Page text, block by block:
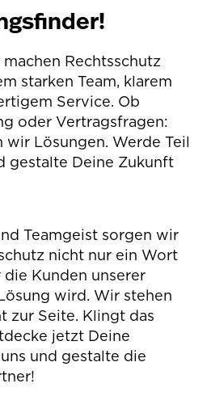
Rechtsschutz
starken Team, klarem
Service. Ob
oder Vertragsfragen:
wir Lösungen. Werde Teil
gestalte Deine Zukunft
Teamgeist sorgen wir
nicht nur ein Wort
Kunden unserer
wird. Wir stehen
zur Seite. Klingt das
jetzt Deine
und gestalte die